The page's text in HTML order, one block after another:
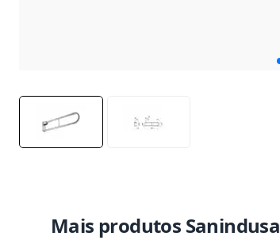
Mais produtos Sanindusa